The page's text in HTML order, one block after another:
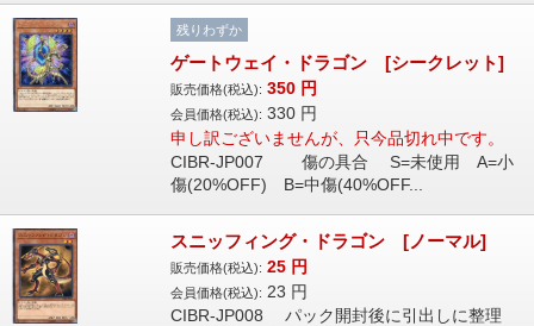
残りわずか
ゲートウェイ・ドラゴン [シークレット]
販売価格(税込): 350 円
会員価格(税込): 330 円
申し訳ございませんが、只今品切れ中です。
CIBR-JP007 傷の具合 S=未使用 A=小
傷(20%OFF) B=中傷(40%OFF...
スニッフィング・ドラゴン [ノーマル]
販売価格(税込): 25 円
会員価格(税込): 23 円
CIBR-JP008 パック開封後に引出しに整理